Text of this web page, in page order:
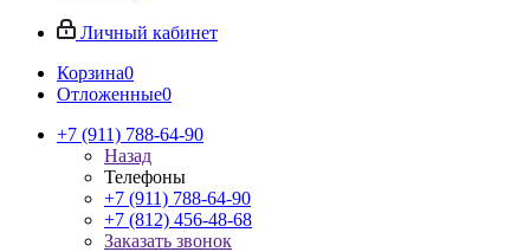
Личный кабинет
Корзина0
Отложенные0
+7 (911) 788-64-90
Назад
Телефоны
+7 (911) 788-64-90
+7 (812) 456-48-68
Заказать звонок